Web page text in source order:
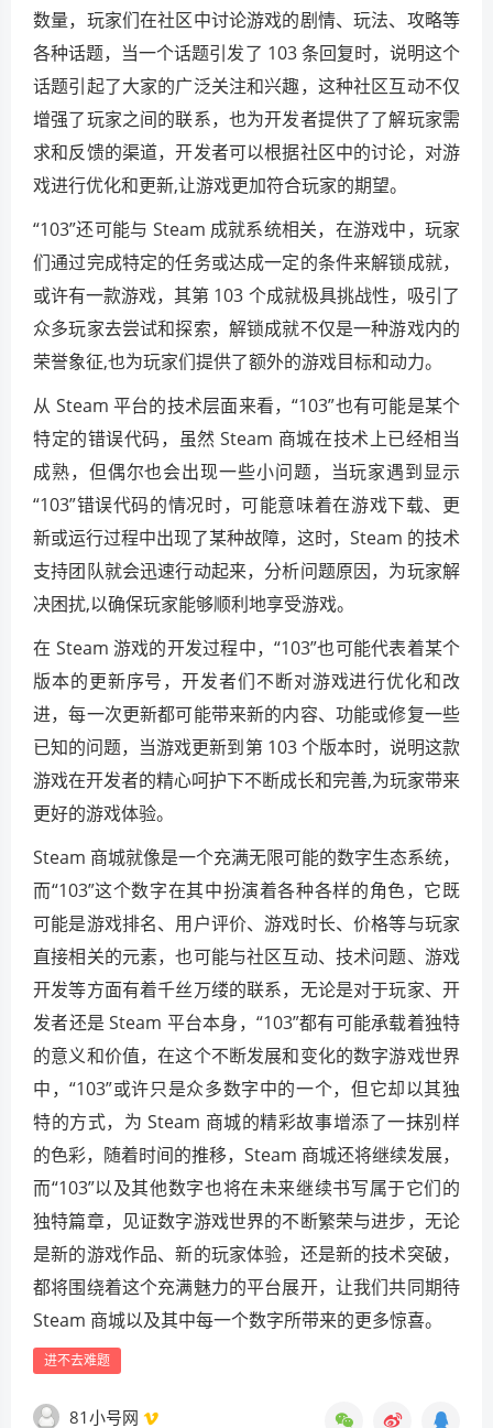
数量，玩家们在社区中讨论游戏的剧情、玩法、攻略等
各种话题，当一个话题引发了 103 条回复时，说明这个
话题引起了大家的广泛关注和兴趣，这种社区互动不仅
增强了玩家之间的联系，也为开发者提供了了解玩家需
求和反馈的渠道，开发者可以根据社区中的讨论，对游
戏进行优化和更新,让游戏更加符合玩家的期望。
“103”还可能与 Steam 成就系统相关，在游戏中，玩家
们通过完成特定的任务或达成一定的条件来解锁成就，
或许有一款游戏，其第 103 个成就极具挑战性，吸引了
众多玩家去尝试和探索，解锁成就不仅是一种游戏内的
荣誉象征,也为玩家们提供了额外的游戏目标和动力。
从 Steam 平台的技术层面来看，“103”也有可能是某个
特定的错误代码，虽然 Steam 商城在技术上已经相当
成熟，但偶尔也会出现一些小问题，当玩家遇到显示
“103”错误代码的情况时，可能意味着在游戏下载、更
新或运行过程中出现了某种故障，这时，Steam 的技术
支持团队就会迅速行动起来，分析问题原因，为玩家解
决困扰,以确保玩家能够顺利地享受游戏。
在 Steam 游戏的开发过程中，“103”也可能代表着某个
版本的更新序号，开发者们不断对游戏进行优化和改
进，每一次更新都可能带来新的内容、功能或修复一些
已知的问题，当游戏更新到第 103 个版本时，说明这款
游戏在开发者的精心呵护下不断成长和完善,为玩家带来
更好的游戏体验。
Steam 商城就像是一个充满无限可能的数字生态系统，
而“103”这个数字在其中扮演着各种各样的角色，它既
可能是游戏排名、用户评价、游戏时长、价格等与玩家
直接相关的元素，也可能与社区互动、技术问题、游戏
开发等方面有着千丝万缕的联系，无论是对于玩家、开
发者还是 Steam 平台本身，“103”都有可能承载着独特
的意义和价值，在这个不断发展和变化的数字游戏世界
中，“103”或许只是众多数字中的一个，但它却以其独
特的方式，为 Steam 商城的精彩故事增添了一抹别样
的色彩，随着时间的推移，Steam 商城还将继续发展，
而“103”以及其他数字也将在未来继续书写属于它们的
独特篇章，见证数字游戏世界的不断繁荣与进步，无论
是新的游戏作品、新的玩家体验，还是新的技术突破，
都将围绕着这个充满魅力的平台展开，让我们共同期待
Steam 商城以及其中每一个数字所带来的更多惊喜。
进不去难题
81小号网